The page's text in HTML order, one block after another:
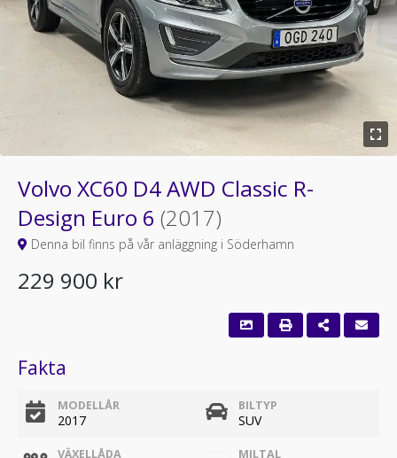
Volvo XC60 D4 AWD Classic R-
Design Euro 6 (2017)
Denna bil finns på vår anläggning i Söderhamn
229 900 kr
Fakta
MODELLÅR
2017
BILTYP
SUV
VÄXELLÅDA MILTAL